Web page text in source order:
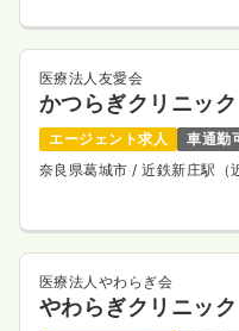
医療法人友愛会
かつらぎクリニック
エージェント求人
車通勤
奈良県葛城市/ 近鉄新庄駅（
医療法人やわらぎ会
やわらぎクリニック